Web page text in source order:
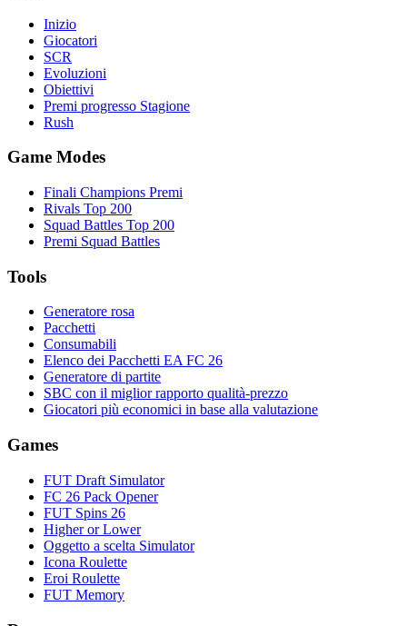
Inizio
Giocatori
SCR
Evoluzioni
Obiettivi
Premi progresso Stagione
Rush
Game Modes
Finali Champions Premi
Rivals Top 200
Squad Battles Top 200
Premi Squad Battles
Tools
Generatore rosa
Pacchetti
Consumabili
Elenco dei Pacchetti EA FC 26
Generatore di partite
SBC con il miglior rapporto qualità-prezzo
Giocatori più economici in base alla valutazione
Games
FUT Draft Simulator
FC 26 Pack Opener
FUT Spins 26
Higher or Lower
Oggetto a scelta Simulator
Icona Roulette
Eroi Roulette
FUT Memory